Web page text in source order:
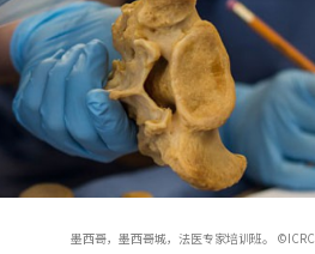
墨西哥，墨西哥城，法医专家培训班。